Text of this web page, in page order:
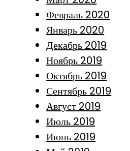
Февраль 2020
Январь 2020
Декабрь 2019
Ноябрь 2019
Октябрь 2019
Сентябрь 2019
Август 2019
Июль 2019
Июнь 2019